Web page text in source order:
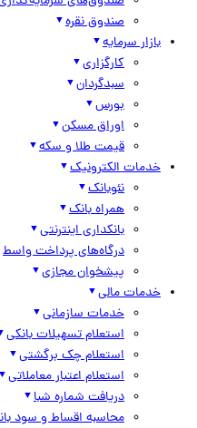
صندوق نقره
بازار سرمایه
کارگزاری
سبدگردان
بورس
اوراق مسکن
قیمت طلا و سکه
خدمات الکترونیک
نئوبانک
همراه بانک
بانکداری اینترنتی
درگاه‌های پرداخت واسط
پیشخوان مجازی
خدمات مالی
خدمات سازمانی
استعلام تسهیلات بانکی
استعلام چک برگشتی
استعلام اعتبار معاملاتی
دریافت شماره شبا
محاسبه اقساط و سود بانکی